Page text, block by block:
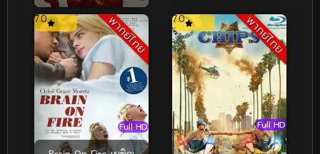
ประสาท (2023)
พากย์ไทย
Full HD
7.0 พากย์ไทย
Full HD
7.0